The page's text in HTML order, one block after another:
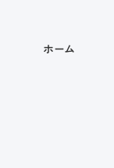
ホーム